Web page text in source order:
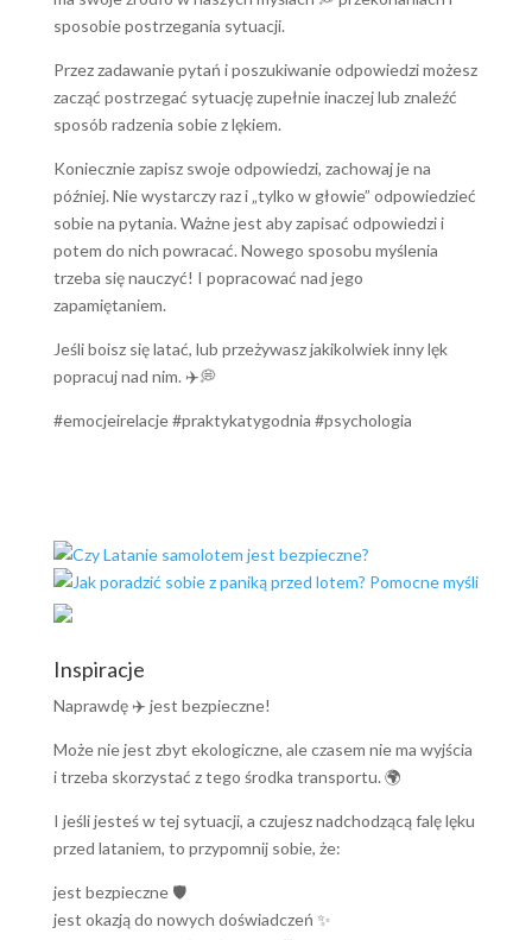
sposobie postrzegania sytuacji.
Przez zadawanie pytań i poszukiwanie odpowiedzi możesz
zacząć postrzegać sytuację zupełnie inaczej lub znaleźć
sposób radzenia sobie z lękiem.
Koniecznie zapisz swoje odpowiedzi, zachowaj je na
później. Nie wystarczy raz i „tylko w głowie” odpowiedzieć
sobie na pytania. Ważne jest aby zapisać odpowiedzi i
potem do nich powracać. Nowego sposobu myślenia
trzeba się nauczyć! I popracować nad jego
zapamiętaniem.
Jeśli boisz się latać, lub przeżywasz jakikolwiek inny lęk
popracuj nad nim. ✈️💭
#emocjeirelacje #praktykatygodnia #psychologia
Inspiracje
Naprawdę ✈️ jest bezpieczne!
Może nie jest zbyt ekologiczne, ale czasem nie ma wyjścia
i trzeba skorzystać z tego środka transportu. 🌍
I jeśli jesteś w tej sytuacji, a czujesz nadchodzącą falę lęku
przed lataniem, to przypomnij sobie, że:
jest bezpieczne 🛡️
jest okazją do nowych doświadczeń ✨